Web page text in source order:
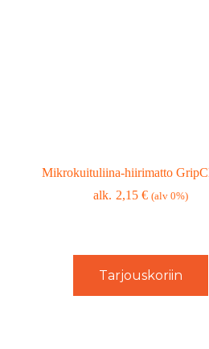
Mikrokuituliina-hiirimatto
2,15 € (alv 0%)
Tarjouskoriin